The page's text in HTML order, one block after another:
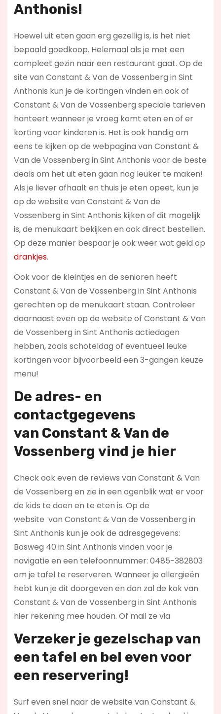
Anthonis!
Hoewel uit eten gaan erg gezellig is, is het niet
bepaald goedkoop. Helemaal als je met een
compleet gezin naar een restaurant gaat. Op de
site van Constant & Van de Vossenberg in Sint
Anthonis kun je de kortingen vinden en ook of
Constant & Van de Vossenberg speciale tarieven
hanteert wanneer je vroeg komt eten en of er
korting voor kinderen is. Het is ook handig om
eens te kijken op de webpagina van Constant &
Van de Vossenberg in Sint Anthonis voor de beste
deals om het uit eten gaan nog leuker te maken!
Als je liever afhaalt en thuis je eten opeet, kun je
op de website van Constant & Van de
Vossenberg in Sint Anthonis kijken of dit mogelijk
is, de menukaart bekijken en ook direct bestellen.
Op deze manier bespaar je ook weer wat geld op
drankjes.
Ook voor de kleintjes en de senioren heeft
Constant & Van de Vossenberg in Sint Anthonis
gerechten op de menukaart staan. Controleer
daarnaast even op de website of Constant & Van
de Vossenberg in Sint Anthonis actiedagen
hebben, zoals schoteldag of eventueel leuke
kortingen voor bijvoorbeeld een 3-gangen keuze
menu!
De adres- en
contactgegevens
van Constant & Van de
Vossenberg vind je hier
Check ook even de reviews van Constant & Van
de Vossenberg en zie in een ogenblik wat er voor
de kids te doen en te eten is. Op de
website van Constant & Van de Vossenberg in
Sint Anthonis kun je ook de adresgegevens:
Bosweg 40 in Sint Anthonis vinden voor je
navigatie en een telefoonnummer: 0485-382803
om je tafel te reserveren. Wanneer je allergieën
hebt kun je dit doorgeven en dan zal de kok van
Constant & Van de Vossenberg in Sint Anthonis
hier rekening mee houden. Of mail ze via
Verzeker je gezelschap van
een tafel en bel even voor
een reservering!
Surf even snel naar de website van Constant &